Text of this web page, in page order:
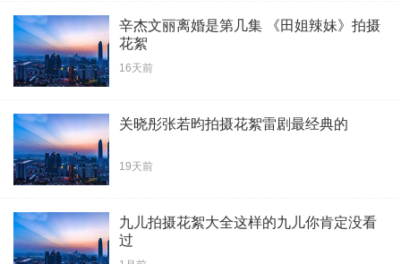
辛杰文丽离婚是第几集 《田姐辣妹》拍摄
花絮
16天前
关晓彤张若昀拍摄花絮雷剧最经典的
19天前
九儿拍摄花絮大全这样的九儿你肯定没看
过